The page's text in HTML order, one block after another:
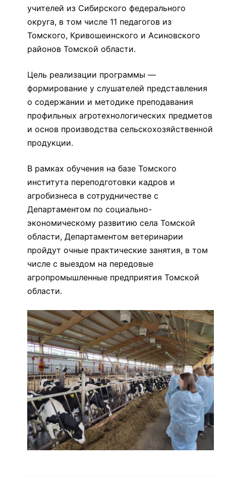
учителей из Сибирского федерального
округа, в том числе 11 педагогов из
Томского, Кривошеинского и Асиновского
районов Томской области.
Цель реализации программы —
формирование у слушателей представления
о содержании и методике преподавания
профильных агротехнологических предметов
и основ производства сельскохозяйственной
продукции.
В рамках обучения на базе Томского
института переподготовки кадров и
агробизнеса в сотрудничестве с
Департаментом по социально-
экономическому развитию села Томской
области, Департаментом ветеринарии
пройдут очные практические занятия, в том
числе с выездом на передовые
агропромышленные предприятия Томской
области.